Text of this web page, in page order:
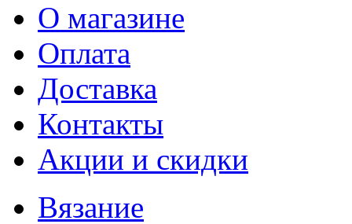
О магазине
Оплата
Доставка
Контакты
Акции и скидки
Вязание